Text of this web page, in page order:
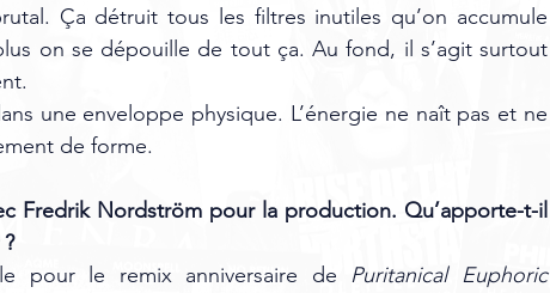
Ça détruit tous les filtres inutiles qu’on accumule
on se dépouille de tout ça. Au fond, il s’agit surtout
une enveloppe physique. L’énergie ne naît pas et ne
de forme.
Fredrik Nordström pour la production. Qu’apporte-t-il
pour le remix anniversaire de Puritanical Euphoric